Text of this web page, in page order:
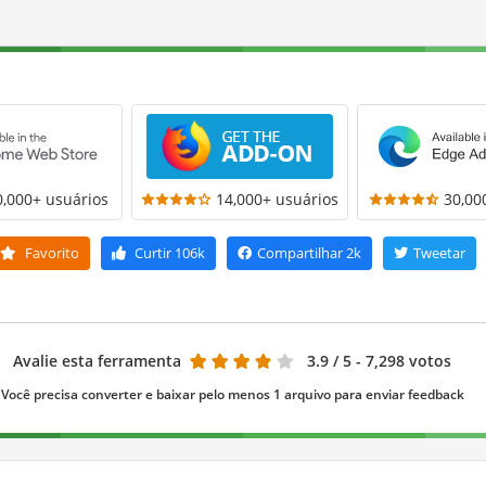
usuários 14,000+ usuários
Favorito Curtir106k Compartilhar2k Tweetar
Avalie esta ferramenta 3.9 / 5 - 7,298 votos
Você precisa converter e baixar pelo menos 1 arquivo para enviar feedback